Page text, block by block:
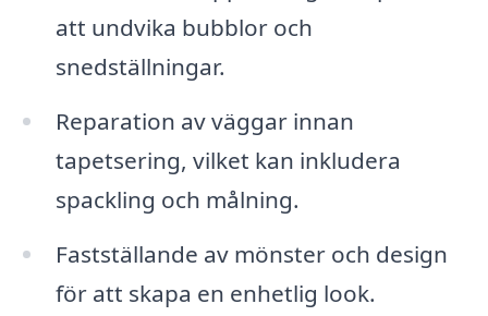
att undvika bubblor och
snedställningar.
Reparation av väggar innan
tapetsering, vilket kan inkludera
spackling och målning.
Fastställande av mönster och design
för att skapa en enhetlig look.